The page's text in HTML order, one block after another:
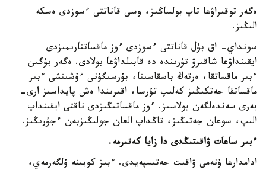
ەگەر توقىراۋعا تاپ بولساڭىز، وسى قاناتتى ءسوزدى ەسكە
الىڭىز.
سونداي- اق بۇل قاناتتى ءسوزدى ءوز ماقساتتارىمىزدى
ايقىنداۋعا شاقىرۋ تۇرىندە دە قابىلداۋعا بولادى. ەگەر بۇگىن
ءبىر ماقساتقا، ەرتەڭ باسقاسىنا، بۇرسىگۇنى ءۇشىنشى ءبىر
ماقساتقا جەتكىڭىز كەلىپ تۇرسا، اقىرىندا ەش پايداسىز ارى-
بەرى سەندەلگەن بولاسىز. ءوز ماقساتىڭىزدى ناقتى ايقىنداپ
الىپ، سوعان جەتىڭىز، تاڭداپ العان جولىڭىزبەن ءجۇرىڭىز.
ءبىر ساعات ۋاقىتىڭدى دا زايا كەتىرمە.
ادامدارعا ۇنەمى ۋاقىت جەتىسپەيدى. ءبىز كوبىنە ۇلگەرمەي،